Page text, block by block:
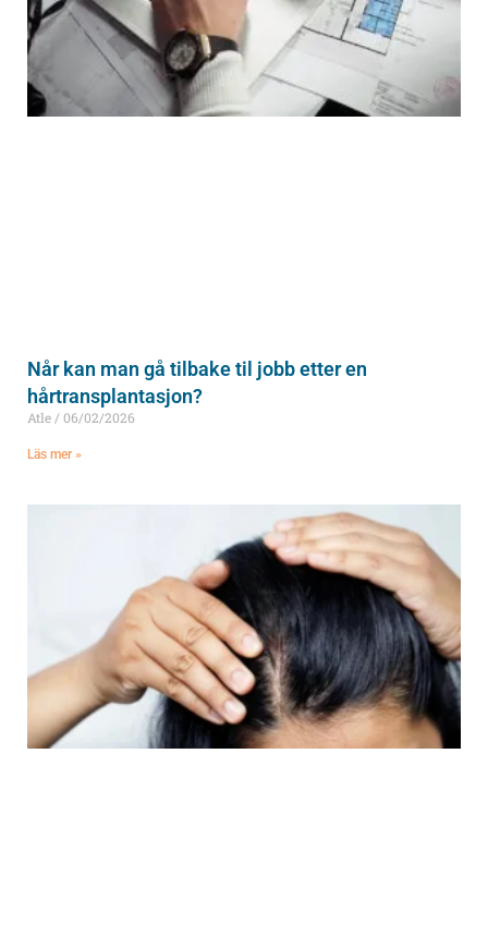
Når kan man gå tilbake til jobb etter en
hårtransplantasjon?
Atle 06/02/2026
Läs mer »